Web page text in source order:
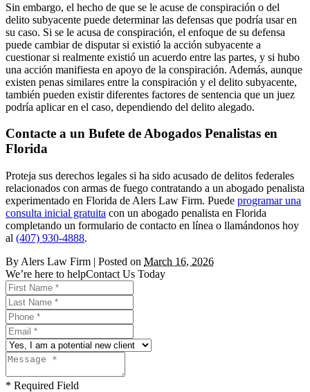
Sin embargo, el hecho de que se le acuse de conspiración o del
delito subyacente puede determinar las defensas que podría usar en
su caso. Si se le acusa de conspiración, el enfoque de su defensa
puede cambiar de disputar si existió la acción subyacente a
cuestionar si realmente existió un acuerdo entre las partes, y si hubo
una acción manifiesta en apoyo de la conspiración. Además, aunque
existen penas similares entre la conspiración y el delito subyacente,
también pueden existir diferentes factores de sentencia que un juez
podría aplicar en el caso, dependiendo del delito alegado.
Contacte a un Bufete de Abogados Penalistas en
Florida
Proteja sus derechos legales si ha sido acusado de delitos federales
relacionados con armas de fuego contratando a un abogado penalista
experimentado en Florida de Alers Law Firm. Puede programar una
consulta inicial gratuita con un abogado penalista en Florida
completando un formulario de contacto en línea o llamándonos hoy
al (407) 930-4888.
By Alers Law Firm | Posted on March 16, 2026
We’re here to helpContact Us Today
* Required Field